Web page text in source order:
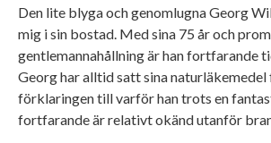
Den lite blyga och genomlugna Georg
mig i sin bostad. Med sina 75 år och
gentlemannahållning är han fortfarande
Georg har alltid satt sina
förklaringen till varför han trots en
fortfarande är relativt okänd utanför